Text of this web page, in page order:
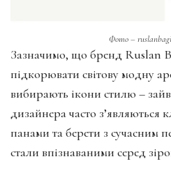
Фото –
Зазначимо, що бренд Ruslan
підкорювати світову модну
вибирають ікони стилю –
дизайнера часто з’являються
панами та берети з сучасним
стали впізнаваними серед